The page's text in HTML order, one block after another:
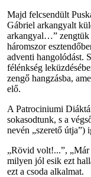
Majd felcsendült
Gábriel arkangyalt
arkangyal…” zengtük
háromszor
adventi hangolódást.
félénkség
zengő hangzásba,
elő.
A Patrociniumi
sokasodtunk, s a
nevén „szerető útja”)
„Rövid volt!...”, „Már
milyen jól esik ezt
ezt a csoda alkalmat.